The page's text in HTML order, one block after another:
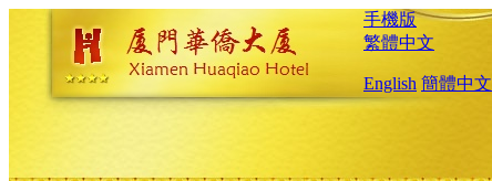
手機版
繁體中文
English 簡體中文